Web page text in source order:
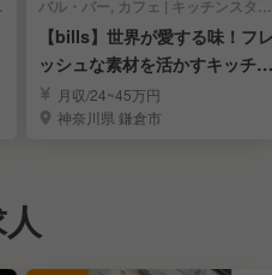
ッフ バル・バー, カフェ | キッチンスタッフ
【bills】世界が愛する味！フ
ッシュな素材を活かすキッチン
スタッフ
月収/24~45万円
神奈川県 鎌倉市